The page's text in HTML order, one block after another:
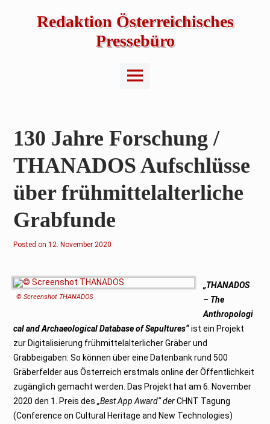
Redaktion Österreichisches
Pressebüro
Main
Menu
130 Jahre Forschung /
THANADOS Aufschlüsse
über frühmittelalterliche
Grabfunde
Posted on12. November 2020
© Screenshot THANADOS
„THANADOS
– The
Anthropologi
cal and Archaeological Database of Sepultures“ist ein Projekt
zur Digitalisierung frühmittelalterlicher Gräber und
Grabbeigaben: So können über eine Datenbank rund 500
Gräberfelder aus Österreich erstmals online der Öffentlichkeit
zugänglich gemacht werden. Das Projekt hat am 6. November
2020 den 1. Preis des „Best App Award“ derCHNT Tagung
(Conference on Cultural Heritage and New Technologies)